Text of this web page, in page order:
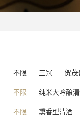
不限 三冠 贺茂
不限 纯米大吟酿
不限 熏香型清酒